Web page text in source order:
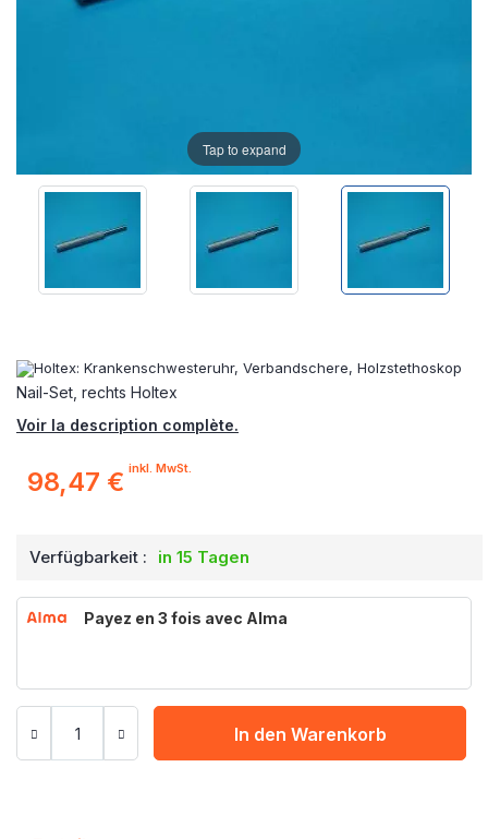
Nail-Set, rechts Holtex
Voir la description complète.
98,47 € inkl. MwSt.
Verfügbarkeit : in 15 Tagen
Payez en 3 fois avec Alma
In den Warenkorb
Tap to expand